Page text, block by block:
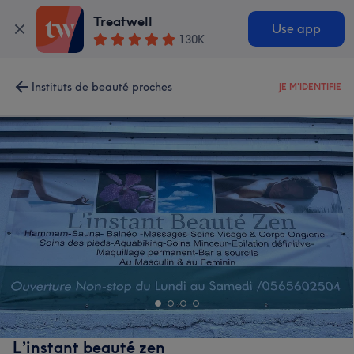
Treatwell
130K
Use app
Instituts de beauté proches JE M'IDENTIFIE
L’instant beauté zen